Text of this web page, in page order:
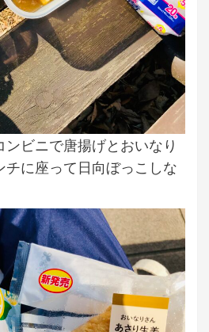
ビニで唐揚げとおいなり
チに座って日向ぼっこしな